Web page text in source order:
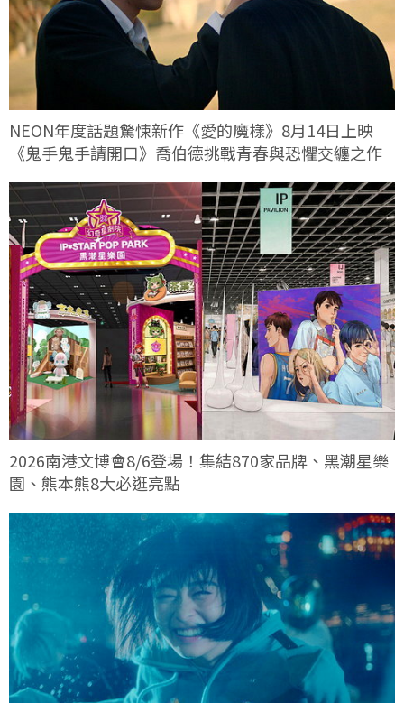
NEON年度話題驚悚新作《愛的魔樣》8月14日上映
《鬼手鬼手請開口》喬伯德挑戰青春與恐懼交纏之作
2026南港文博會8/6登場！集結870家品牌、黑潮星樂
園、熊本熊8大必逛亮點